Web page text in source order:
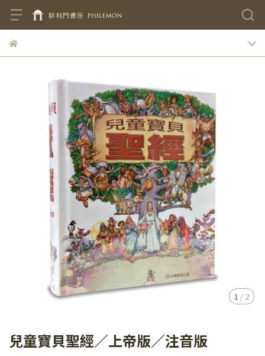
1 / 2
兒童寶貝聖經／上帝版／注音版